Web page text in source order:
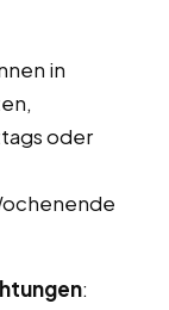
in
oder
: